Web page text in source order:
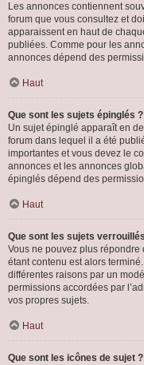
Les annonces contiennent
forum que vous consultez et
apparaissent en haut de
publiées. Comme pour les
annonces dépend des
Haut
Que sont les sujets épinglés ?
Un sujet épinglé apparaît en
forum dans lequel il a été
importantes et vous devez le
annonces et les annonces
épinglés dépend des
Haut
Que sont les sujets
Vous ne pouvez plus
étant contenu est alors
différentes raisons par un
permissions accordées par
vos propres sujets.
Haut
Que sont les icônes de sujet ?